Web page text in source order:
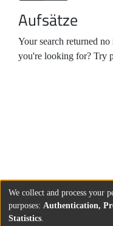
Aufsätze
Your search returned
you're looking for? Try
We collect and process your
purposes: Authentication,
Statistics